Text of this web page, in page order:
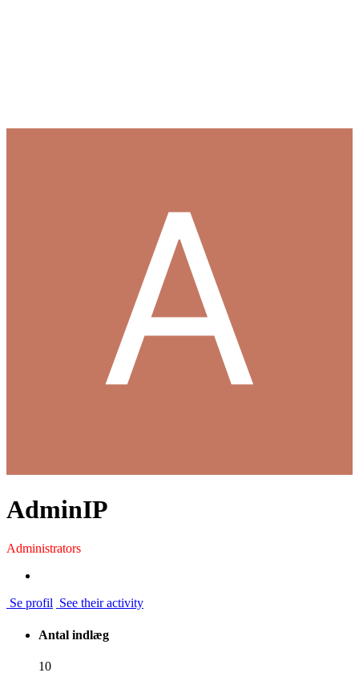
AdminIP
Administrators
Se profil See their activity
Antal indlæg
10